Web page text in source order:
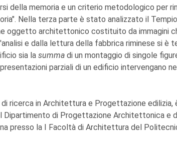
della memoria e un criterio metodologico per
Nella terza parte è stato analizzato il Tempio
oggetto architettonico costituito da immagini
e dalla lettura della fabbrica riminese si è
sia la summa di un montaggio di singole
parziali di un edificio intervengano
ricerca in Architettura e Progettazione edilizia,
di Progettazione Architettonica e
presso la I Facoltà di Architettura del